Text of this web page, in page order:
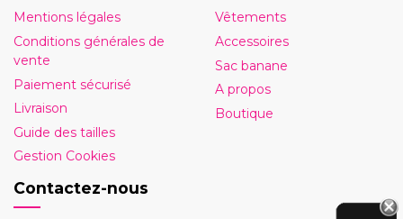
Mentions légales
Conditions générales de
vente
Paiement sécurisé
Livraison
Guide des tailles
Gestion Cookies
Vêtements
Accessoires
Sac banane
A propos
Boutique
Contactez-nous